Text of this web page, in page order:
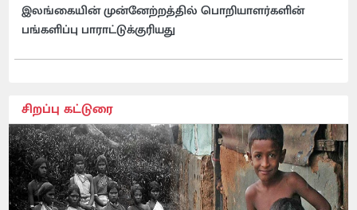
இலங்கையின் முன்னேற்றத்தில் பொறியாளர்களின்
பங்களிப்பு பாராட்டுக்குரியது
சிறப்பு கட்டுரை